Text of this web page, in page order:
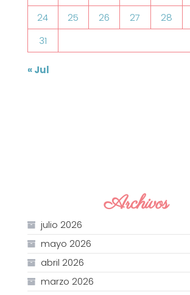
24
25 26 27 28
31
« Jul
Archivos
julio 2026
mayo 2026
abril 2026
marzo 2026